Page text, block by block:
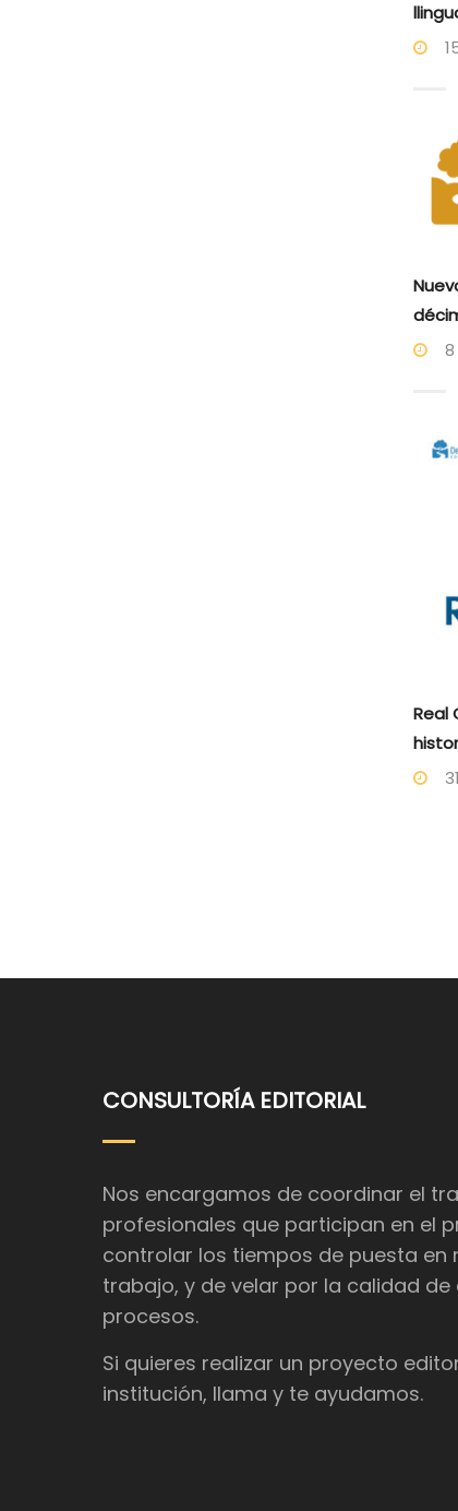
Real
CONSULTORÍA EDITORIAL
Nos encargamos de coordinar el
profesionales que participan en el
controlar los tiempos de puesta en
trabajo, y de velar por la calidad
procesos.
Si quieres realizar un proyecto
institución, llama y te ayudamos.